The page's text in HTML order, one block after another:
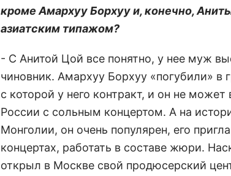
кроме Амархуу Борхуу и, конечно,
азиатским типажом?
- С Анитой Цой все понятно, у нее муж
чиновник. Амархуу Борхуу «погубили» в
с которой у него контракт, и он не может
России с сольным концертом. А на
Монголии, он очень популярен, его
концертах, работать в составе жюри.
открыл в Москве свой продюсерский